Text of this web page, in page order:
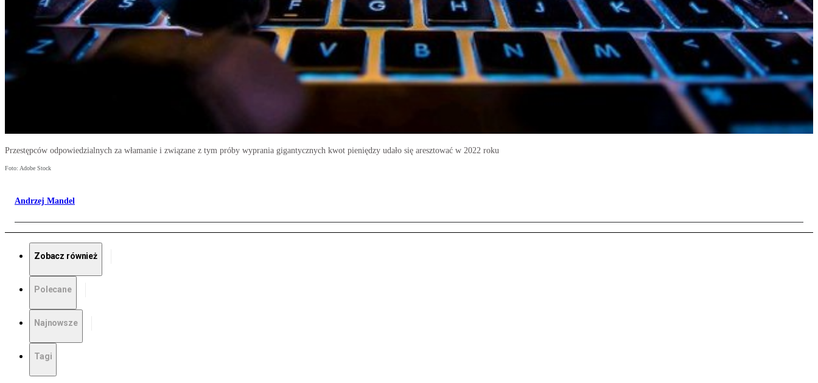
Przestępców odpowiedzialnych za włamanie i związane z tym próby wyprania gigantycznych kwot pieniędzy udało się aresztować w 2022 roku
Foto: Adobe Stock
Andrzej Mandel
Zobacz również
Polecane
Najnowsze
Tagi